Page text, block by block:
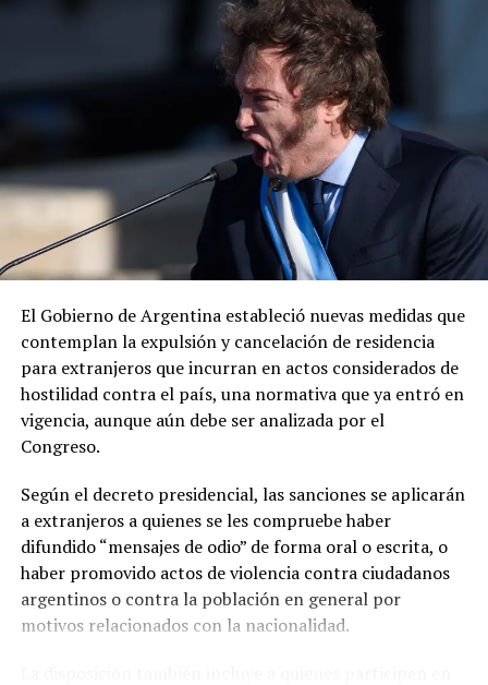
mexicano por la captura del presunto líder criminal.
ADVERTISEMENT
«Envía otro mensaje claro: los delincuentes no tienen
dónde esconderse», expresó el diplomático, quien
desmantelar los cárteles y llevar ante la justicia a los
responsables de delitos violentos continúa dando
resultados.
El Gobierno de Argentina estableció nuevas medidas que
contemplan la expulsión y cancelación de residencia
para extranjeros que incurran en actos considerados de
hostilidad contra el país, una normativa que ya entró en
vigencia, aunque aún debe ser analizada por el
Congreso.
Según el decreto presidencial, las sanciones se aplicarán
a extranjeros a quienes se les compruebe haber
difundido “mensajes de odio” de forma oral o escrita, o
haber promovido actos de violencia contra ciudadanos
argentinos o contra la población en general por
motivos relacionados con la nacionalidad.